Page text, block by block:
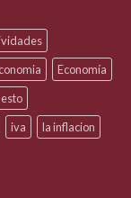
Economía
iva
la inflacion